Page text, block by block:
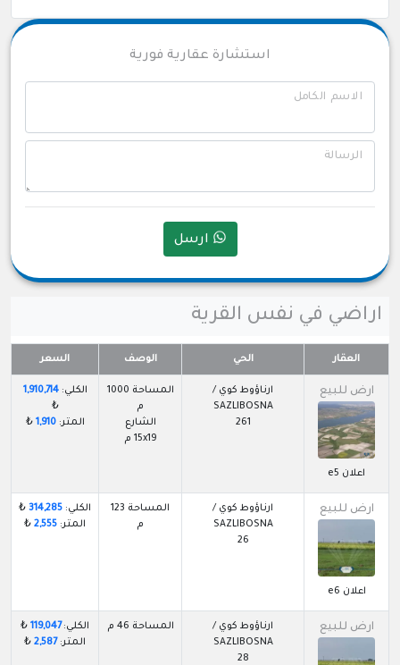
استشارة عقارية فورية
الاسم الكامل
الرسالة
ارسل
اراضي في نفس القرية
العقار الحي الوصف السعر
ارض للبيع
اعلان e5
ارناؤوط كوي /
SAZLIBOSNA
261
المساحة 1000
م
الشارع
15x19 م
الكلي:1,910,714
₺
المتر:1,910
₺
ارض للبيع
اعلان e6
ارناؤوط كوي /
SAZLIBOSNA
26
المساحة 123
م
الكلي: 314,285
₺
المتر: 2,555
₺
ارض للبيع
ارناؤوط كوي /
SAZLIBOSNA
28
المساحة 46 م الكلي:119,047
₺
المتر:2,587
₺